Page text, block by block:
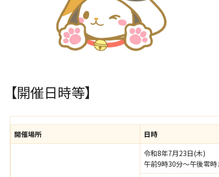
【開催日時等】
開催場所 日時
令和8年7月23日(木)
午前9時30分～午後零時